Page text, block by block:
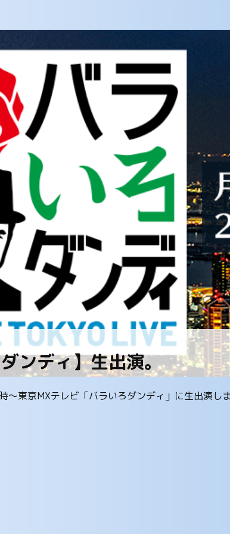
ンディ】生出演。
～東京MXテレビ「バラいろダンディ」に生出演し